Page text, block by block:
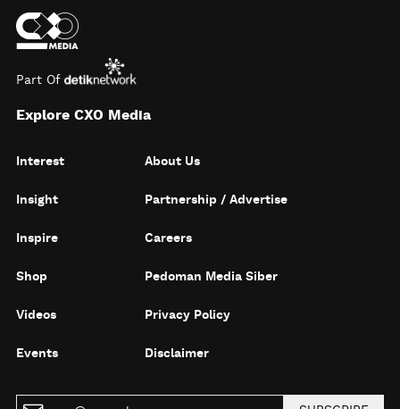
Part Of
Explore CXO Media
Interest
Insight
Inspire
Shop
Videos
Events
About Us
Partnership / Advertise
Careers
Pedoman Media Siber
Privacy Policy
Disclaimer